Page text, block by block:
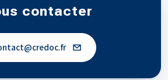
contacter
credoc.fr